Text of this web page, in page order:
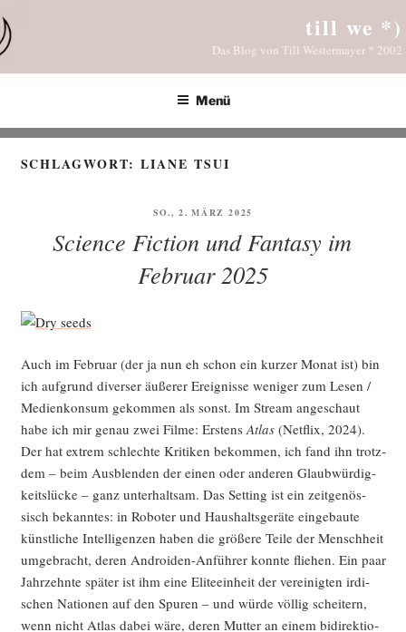
Inhalt
springen
till we *)
Das Blog von Till Westermayer * 2002
Menü
SCHLAGWORT:LIANE TSUI
VERÖFFENTLICHT
SO., 2. MÄRZ 2025
Science Fiction und Fantasy im
Februar 2025
Auch im Febru­ar (der ja nun eh schon ein kur­zer Monat ist) bin
ich auf­grund diver­ser äuße­rer Ereig­nis­se weni­ger zum Lesen /
Medi­en­kon­sum gekom­men als sonst. Im Stream ange­schaut
habe ich mir genau zwei Fil­me: Ers­tensAtlas(Net­flix, 2024).
Der hat extrem schlech­te Kri­ti­ken bekom­men, ich fand ihn trotz­
dem – beim Aus­blen­den der einen oder ande­ren Glaub­wür­dig­
keits­lü­cke – ganz unter­halt­sam. Das Set­ting ist ein zeit­ge­nös­
sisch bekann­tes: in Robo­ter und Haus­halts­ge­rä­te ein­ge­bau­te
künst­li­che Intel­li­gen­zen haben die grö­ße­re Tei­le der Mensch­heit
umge­bracht, deren Andro­iden-Anfüh­rer konn­te flie­hen. Ein paar
Jahr­zehn­te spä­ter ist ihm eine Eli­te­ein­heit der ver­ei­nig­ten irdi­
schen Natio­nen auf den Spu­ren – und wür­de völ­lig schei­tern,
wenn nicht Atlas dabei wäre, deren Mut­ter an einem bidi­rek­tio­